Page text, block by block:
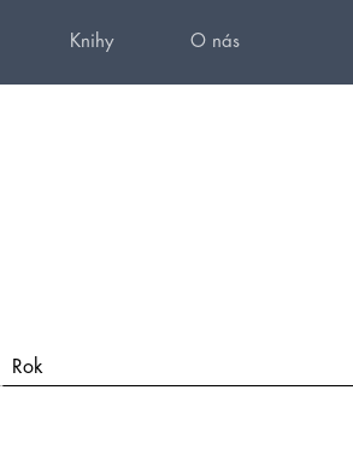
Knihy O nás
Rok